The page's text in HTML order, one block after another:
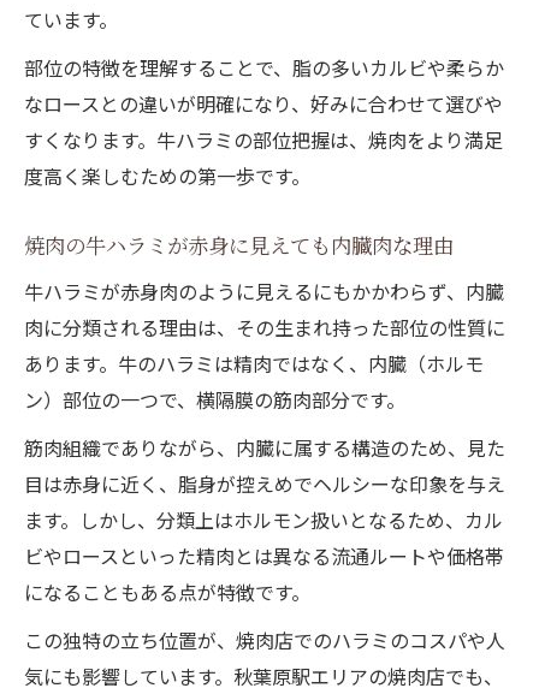
焼肉好き必見の牛ハラミ比較ポイント
焼肉で牛ハラミとカルビの味わいを徹底比
較
係性
牛ハラミのジューシーさと柔らかさを焼肉
で体感
焼肉で牛ハラミを失敗なく選ぶコツとポイ
ント
焼肉で牛ハラミと他部位の価格と希少性を
比較
秋葉原駅付近で味わう牛ハラミの魅力
焼肉で牛ハラミをお得に楽しむ秋葉原駅周
辺攻略法
秋葉原駅エリアの焼肉で牛ハラミの満足度
を高める
ています。
部位の特徴を理解することで、脂の多いカルビや柔らか
なロースとの違いが明確になり、好みに合わせて選びや
すくなります。牛ハラミの部位把握は、焼肉をより満足
度高く楽しむための第一歩です。
焼肉の牛ハラミが赤身に見えても内臓肉な理由
牛ハラミが赤身肉のように見えるにもかかわらず、内臓
肉に分類される理由は、その生まれ持った部位の性質に
あります。牛のハラミは精肉ではなく、内臓（ホルモ
ン）部位の一つで、横隔膜の筋肉部分です。
筋肉組織でありながら、内臓に属する構造のため、見た
目は赤身に近く、脂身が控えめでヘルシーな印象を与え
ます。しかし、分類上はホルモン扱いとなるため、カル
ビやロースといった精肉とは異なる流通ルートや価格帯
になることもある点が特徴です。
この独特の立ち位置が、焼肉店でのハラミのコスパや人
気にも影響しています。秋葉原駅エリアの焼肉店でも、